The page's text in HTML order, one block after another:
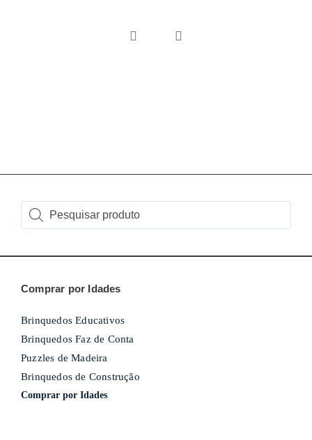
Comprar por Idades
Brinquedos Educativos
Brinquedos Faz de Conta
Puzzles de Madeira
Brinquedos de Construção
Comprar por Idades